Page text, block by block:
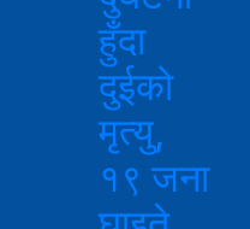
हुँदा
दुईको
मृत्यु,
१९ जना